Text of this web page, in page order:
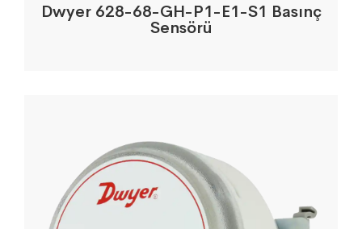
Dwyer 628-68-GH-P1-E1-S1 Basınç
Sensörü